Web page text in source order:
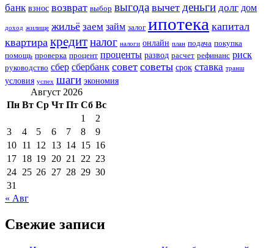
банк взнос возврат выбор выгода вычет деньги долг дом
доход жилище жильё заем займ залог ипотека капитал
квартира кредитналог налоги онлайн план подача покупка
помощь проверка процент проценты развод расчет рефинанс риск
руководство сбер сбербанк совет советы срок ставка транш
условия успех шаги экономия
Август 2026
Пн Вт Ср Чт Пт Сб Вс
1
2
3
4 5 6 7 8
9
10 11 12 13 14 15 16
17 18 19 20 21 22 23
24 25 26 27 28 29 30
31
« Авг
Свежие записи